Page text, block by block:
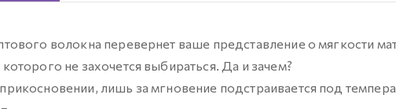
волокна перевернет ваше представление о мягкости
не захочется выбираться. Да и зачем?
лишь за мгновение подстраивается под